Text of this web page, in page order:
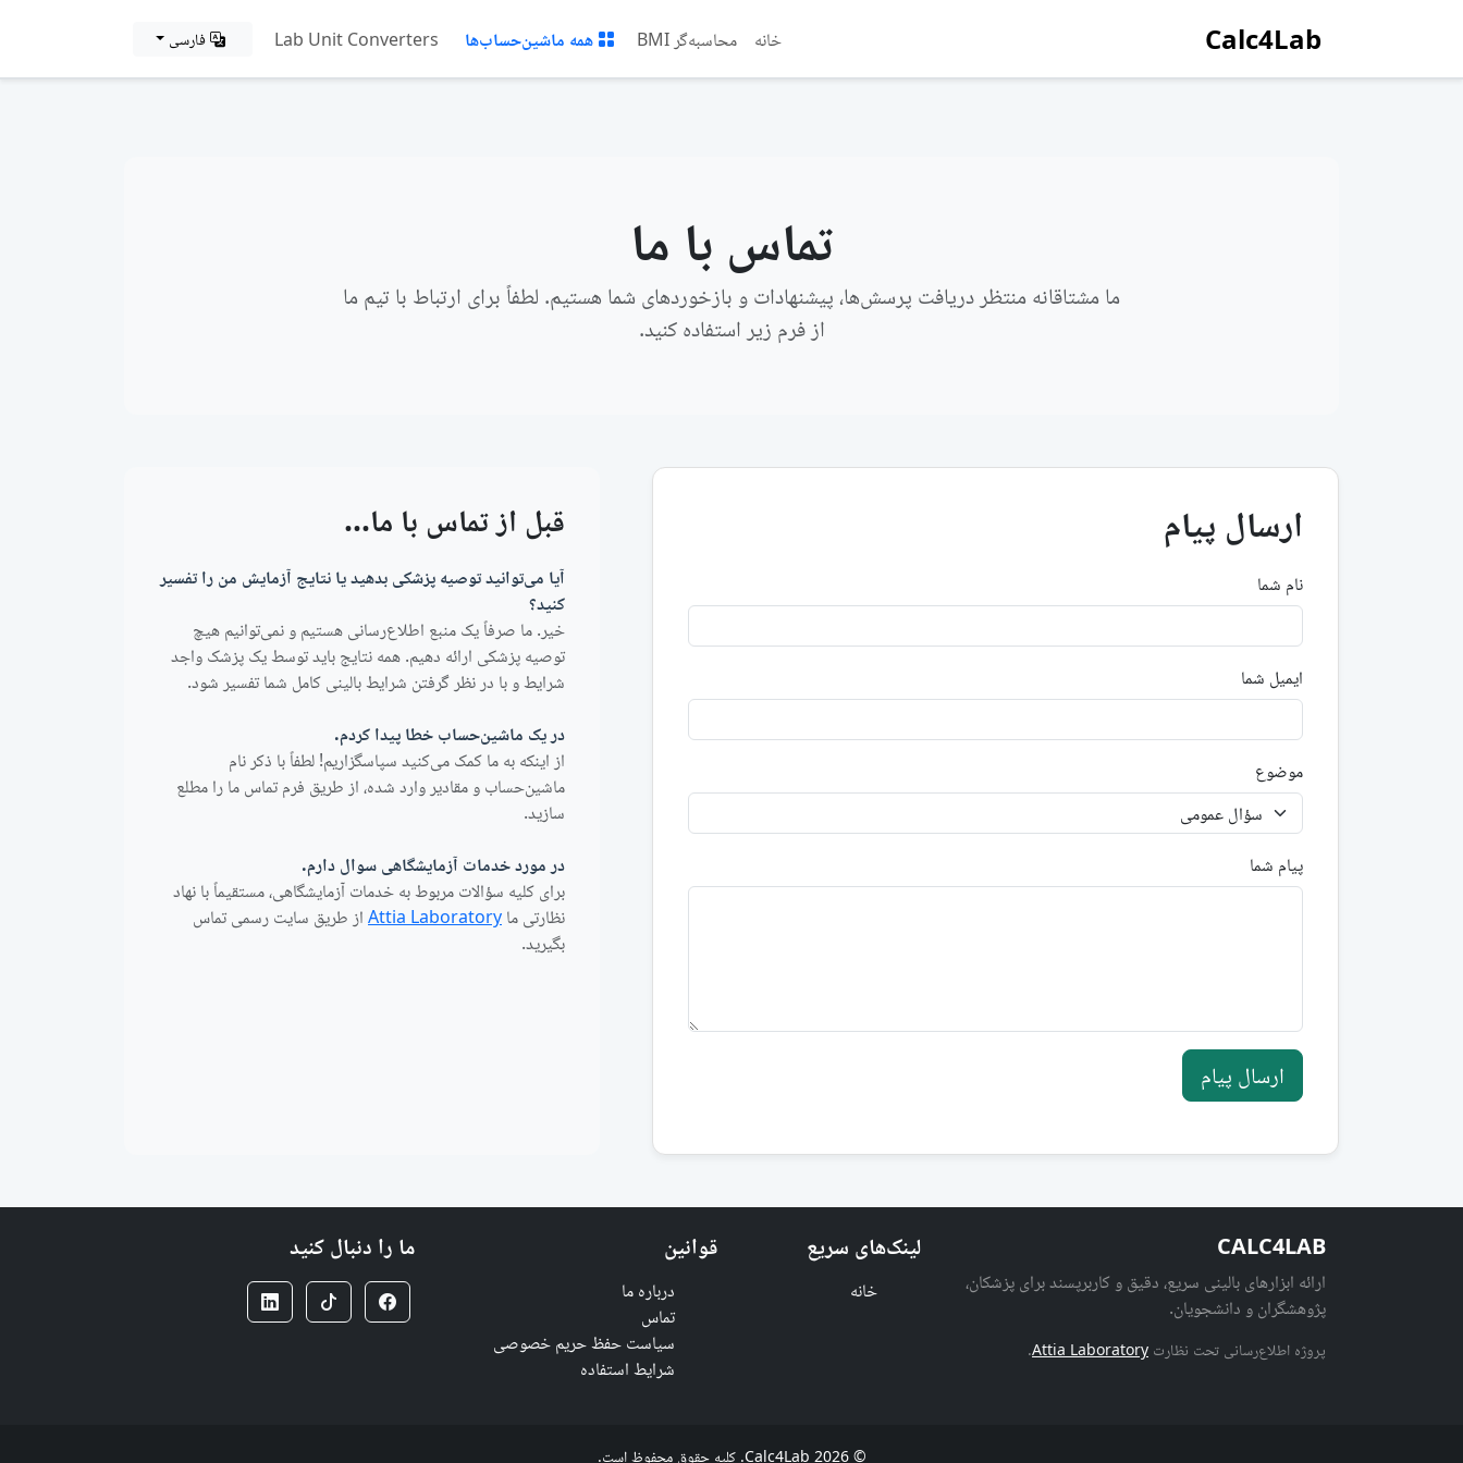
Calc4Lab فارسی خانه محاسبه‌گر BMI همه ماشین‌حساب‌ها Lab Unit Converters
تماس با ما
ما مشتاقانه منتظر دریافت پرسش‌ها، پیشنهادات و بازخوردهای شما هستیم. لطفاً برای ارتباط با تیم ما
از فرم زیر استفاده کنید.
ارسال پیام
نام شما
ایمیل شما
موضوع
پیام شما
ارسال پیام
قبل از تماس با ما...
آیا می‌توانید توصیه پزشکی بدهید یا نتایج آزمایش من را تفسیر
کنید؟
خیر. ما صرفاً یک منبع اطلاع‌رسانی هستیم و نمی‌توانیم هیچ
توصیه پزشکی ارائه دهیم. همه نتایج باید توسط یک پزشک واجد
شرایط و با در نظر گرفتن شرایط بالینی کامل شما تفسیر شود.
در یک ماشین‌حساب خطا پیدا کردم.
از اینکه به ما کمک می‌کنید سپاسگزاریم! لطفاً با ذکر نام
ماشین‌حساب و مقادیر وارد شده، از طریق فرم تماس ما را مطلع
سازید.
در مورد خدمات آزمایشگاهی سوال دارم.
برای کلیه سؤالات مربوط به خدمات آزمایشگاهی، مستقیماً با نهاد
نظارتی ما Attia Laboratory از طریق سایت رسمی تماس
بگیرید.
CALC4LAB
ارائه ابزارهای بالینی سریع، دقیق و کاربرپسند برای پزشکان،
پژوهشگران و دانشجویان.
پروژه اطلاع‌رسانی تحت نظارت Attia Laboratory
.
لینک‌های سریع
خانه
قوانین
درباره ما
تماس
سیاست حفظ حریم خصوصی
شرایط استفاده
ما را دنبال کنید
© 2026 Calc4Lab. کلیه حقوق محفوظ است.